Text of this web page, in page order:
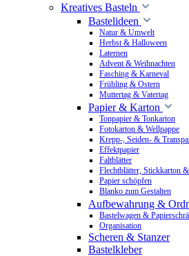
Kreatives Basteln
Bastelideen
Natur & Umwelt
Herbst & Halloween
Laternen
Advent & Weihnachten
Fasching & Karneval
Frühling & Ostern
Muttertag & Vatertag
Papier & Karton
Tonpapier & Tonkarton
Fotokarton & Wellpappe
Krepp-, Seiden- &
Effektpapier
Faltblätter
Flechtblätter, Stickkarton
Papier schöpfen
Blanko zum Gestalten
Aufbewahrung &
Bastelwagen &
Organisation
Scheren & Stanzer
Bastelkleber